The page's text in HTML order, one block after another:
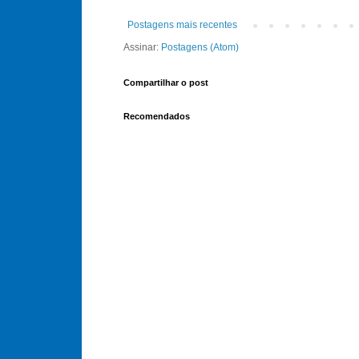
Postagens mais recentes
Assinar: Postagens (Atom)
Compartilhar o post
Recomendados